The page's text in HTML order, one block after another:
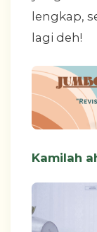
lengkap,
lagi deh!
Kamilah